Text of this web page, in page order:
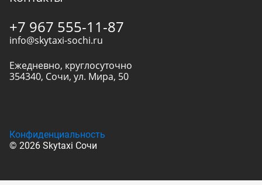
+7 967 555-11-87
info@skytaxi-sochi.ru
Ежедневно, круглосуточно
354340, Сочи, ул. Мира, 50
© 2026 Skytaxi Сочи
Конфиденциальность